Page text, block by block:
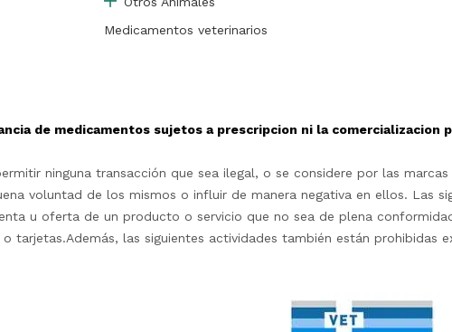
Medicamentos veterinarios
de medicamentos sujetos a prescripcion ni la comercializacion
ninguna transacción que sea ilegal, o se considere por las
voluntad de los mismos o influir de manera negativa en ellos. Las
u oferta de un producto o servicio que no sea de plena
tarjetas.Además, las siguientes actividades también están prohibidas